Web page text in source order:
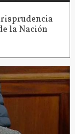
la Nación